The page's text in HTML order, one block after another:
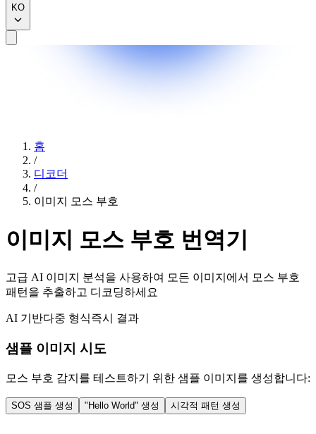
KO
홈
/
디코더
/
이미지 모스 부호
이미지 모스 부호 번역기
고급 AI 이미지 분석을 사용하여 모든 이미지에서 모스 부호
패턴을 추출하고 디코딩하세요
AI 기반다중 형식즉시 결과
샘플 이미지 시도
모스 부호 감지를 테스트하기 위한 샘플 이미지를 생성합니다:
SOS 샘플 생성 "Hello World" 생성 시각적 패턴 생성